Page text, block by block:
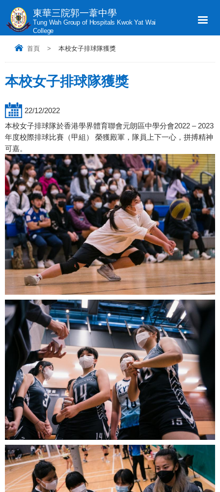
東華三院郭一葦中學
Tung Wah Group of Hospitals Kwok Yat Wai
College
首頁 > 本校女子排球隊獲獎
本校女子排球隊獲獎
22/12/2022
本校女子排球隊於香港學界體育聯會元朗區中學分會2022 – 2023
年度校際排球比賽（甲組） 榮獲殿軍，隊員上下一心，拼搏精神
可嘉。